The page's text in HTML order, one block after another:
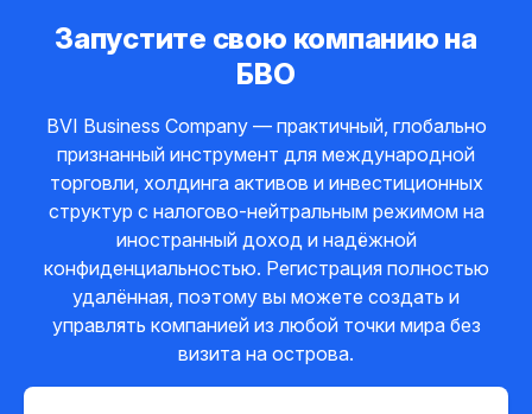
Запустите свою компанию на
БВО
BVI Business Company — практичный, глобально
признанный инструмент для международной
торговли, холдинга активов и инвестиционных
структур с налогово-нейтральным режимом на
иностранный доход и надёжной
конфиденциальностью. Регистрация полностью
удалённая, поэтому вы можете создать и
управлять компанией из любой точки мира без
визита на острова.